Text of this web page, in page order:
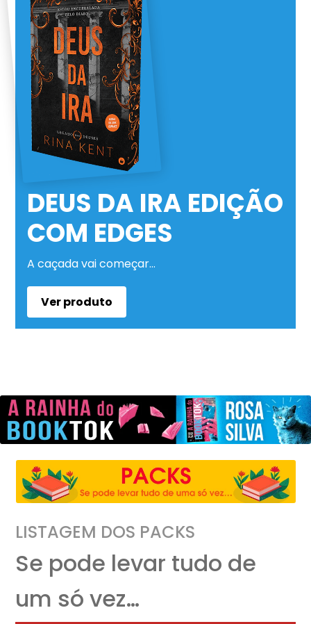
DEUS DA IRA EDIÇÃO
COM EDGES
A caçada vai começar…
Ver produto
LISTAGEM DOS PACKS
Se pode levar tudo de
um só vez…